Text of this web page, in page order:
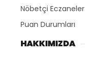
Nöbetçi Eczaneler
Puan Durumları
HAKKIMIZDA